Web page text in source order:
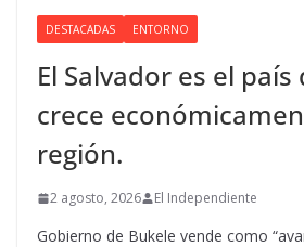
DESTACADAS ENTORNO
El Salvador es el
crece
región.
2 agosto, 2026 El Independiente
Gobierno de Bukele vende como